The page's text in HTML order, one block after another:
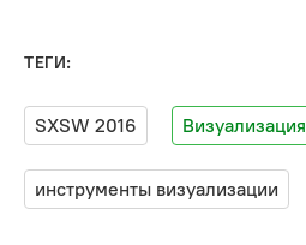
ТЕГИ:
SXSW 2016 Визуализация
инструменты визуализации